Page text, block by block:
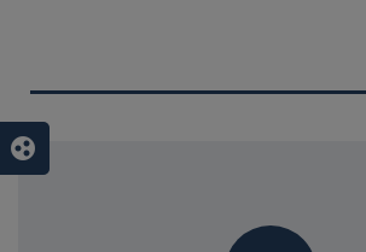
group_work